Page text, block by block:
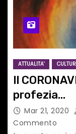
ATTUALITA'
Il
profezia…
Mar 21, 2020
Commento